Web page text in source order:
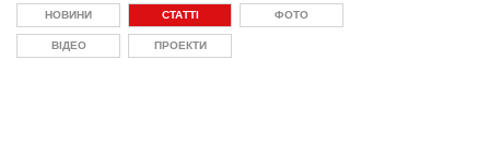
НОВИНИ СТАТТІ ФОТО
ВІДЕО ПРОЕКТИ